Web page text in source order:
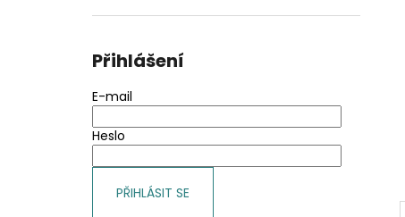
Přihlášení
E-mail
Heslo
PŘIHLÁSIT SE